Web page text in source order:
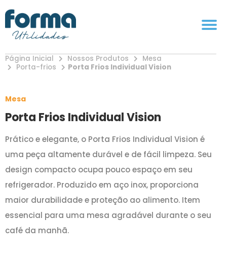
Página Inicial Nossos Produtos
Mesa
Porta-frios
Porta Frios Individual Vision
Mesa
Porta Frios Individual Vision
Prático e elegante, o Porta Frios Individual Vision é
uma peça altamente durável e de fácil limpeza. Seu
design compacto ocupa pouco espaço em seu
refrigerador. Produzido em aço inox, proporciona
maior durabilidade e proteção ao alimento. Item
essencial para uma mesa agradável durante o seu
café da manhã.